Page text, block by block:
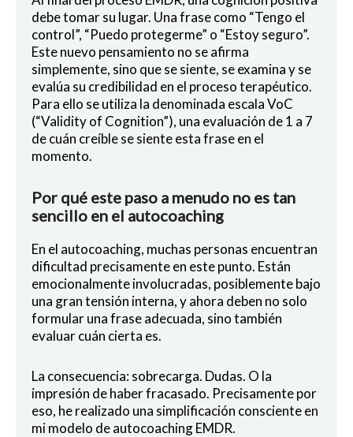
debe tomar su lugar. Una frase como “Tengo el
control”, “Puedo protegerme” o “Estoy seguro”.
Este nuevo pensamiento no se afirma
simplemente, sino que se siente, se examina y se
evalúa su credibilidad en el proceso terapéutico.
Para ello se utiliza la denominada escala VoC
(“Validity of Cognition”), una evaluación de 1 a 7
de cuán creíble se siente esta frase en el
momento.
Por qué este paso a menudo no es tan
sencillo en el autocoaching
En el autocoaching, muchas personas encuentran
dificultad precisamente en este punto. Están
emocionalmente involucradas, posiblemente bajo
una gran tensión interna, y ahora deben no solo
formular una frase adecuada, sino también
evaluar cuán cierta es.
La consecuencia: sobrecarga. Dudas. O la
impresión de haber fracasado. Precisamente por
eso, he realizado una simplificación consciente en
mi modelo de autocoaching EMDR.